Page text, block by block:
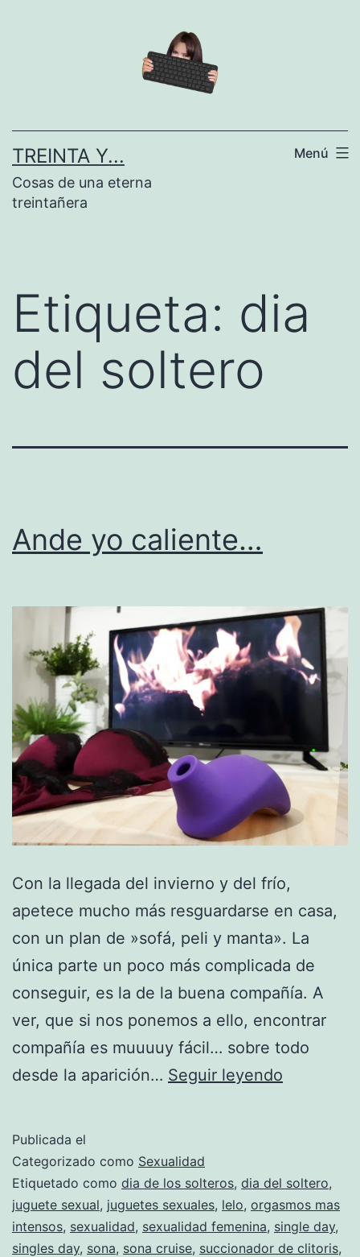
TREINTA Y...
Cosas de una eterna
treintañera
Menú
Etiqueta: dia
del soltero
Ande yo caliente…
C o n l a l l e g a d a d e l i n v i e r n o y d e l f r í o ,
a p e t e c e m u c h o m á s r e s g u a r d a r s e e n c a s a ,
c o n u n p l a n d e » s o f á , p e l i y ma n t a » . L a
ú n i c a p a r t e u n p o co m á s c o m p l i c a d a d e
c o n s e g u i r , e s l a d e l a b ue n a c om pa ñ í a . A
ver, que si nos ponemos a ello, encontrar
compañía es muuuuy fácil… sobre todo
desde la aparición… Seguir leyendo
Publicada el
Categorizado como Sexualidad
Etiquetado como dia de los solteros, dia del soltero,
juguete sexual, juguetes sexuales, lelo, orgasmos mas
intensos, sexualidad, sexualidad femenina, single day,
singles day, sona, sona cruise, succionador de clitoris,